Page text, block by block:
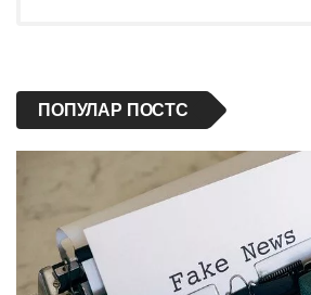
ПОПУЛАР ПОСТС